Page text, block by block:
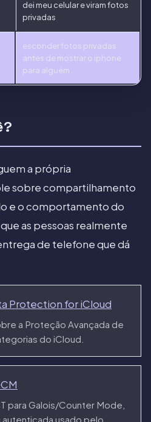
dei meu celular e viram fotos
privadas
esconder fotos privadas
antes de mostrar o iphone
para alguém
a própria
sobre compartilhamento
e o comportamento do
as pessoas realmente
de telefone que dá
Protection for iCloud
a Proteção Avançada de
do iCloud.
para Galois/Counter Mode,
usado pelo